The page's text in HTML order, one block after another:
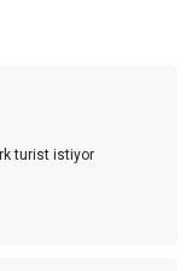
turist istiyor